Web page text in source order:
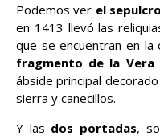
Podemos ver el
en 1413 llevó las
que se encuentran en la
fragmento de la Vera
ábside principal
sierra y canecillos.
Y las dos portadas,